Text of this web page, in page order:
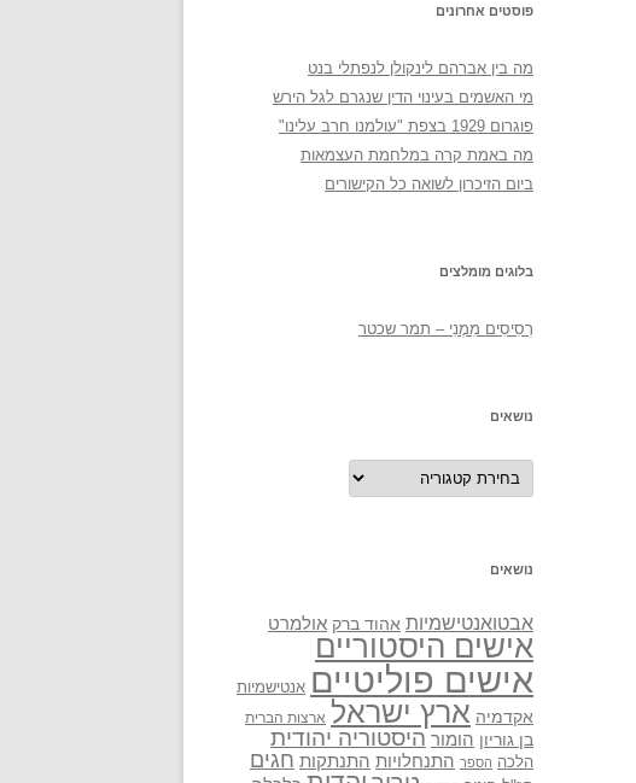
פוסטים אחרונים
מה בין אברהם לינקולן לנפתלי בנט
מי האשמים בעינוי הדין שנגרם לגל הירש
פוגרום 1929 בצפת "עולמנו חרב עלינו"
מה באמת קרה במלחמת העצמאות
ביום הזיכרון לשואה כל הקישורים
בלוגים מומלצים
רְסִיסִים מִמֶנִי – תמר שכטר
נושאים
נושאים
נושאים
אבטואנטישמיות אהוד ברק אולמרט
אישים היסטוריים
אישים פוליטיים אנטישמיות
אקדמיה ארץ ישראל ארצות הברית
בן גוריון הומור היסטוריה יהודית
הלכה הספר התנחלויות התנתקות חגים